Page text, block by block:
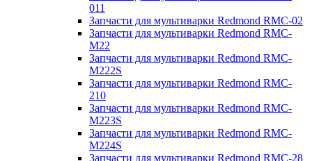
011
Запчасти для мультиварки Redmond RMC-02
Запчасти для мультиварки Redmond RMC-
M22
Запчасти для мультиварки Redmond RMC-
M222S
Запчасти для мультиварки Redmond RMC-
210
Запчасти для мультиварки Redmond RMC-
M223S
Запчасти для мультиварки Redmond RMC-
M224S
Запчасти для мультиварки Redmond RMC-28